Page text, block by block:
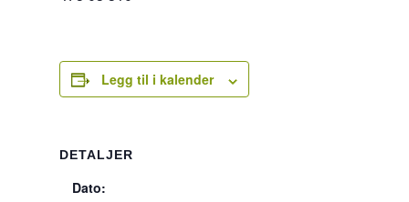
Legg til i kalender
DETALJER
Dato: